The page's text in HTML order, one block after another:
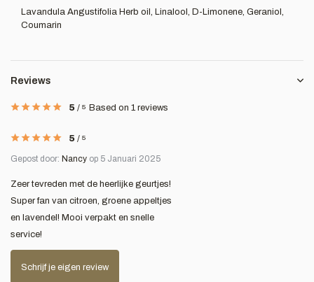
Lavandula Angustifolia Herb oil, Linalool, D-Limonene, Geraniol,
Coumarin
Reviews
5 / 5 Based on 1 reviews
5 / 5
Gepost door: Nancy op 5 Januari 2025
Zeer tevreden met de heerlijke geurtjes!
Super fan van citroen, groene appeltjes
en lavendel! Mooi verpakt en snelle
service!
Schrijf je eigen review